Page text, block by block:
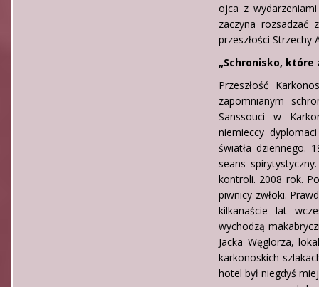
ojca z
zaczyna rozsadzać
przeszłości Strzechy
„Schronisko, które
Przeszłość
zapomnianym
Sanssouci w
niemieccy
światła dziennego.
seans
kontroli. 2008 rok.
piwnicy zwłoki.
kilkanaście lat
wychodzą
Jacka Węglorza,
karkonoskich
hotel był niegdyś